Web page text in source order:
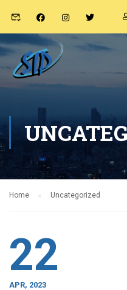
Home Uncategorized
22
APR, 2023